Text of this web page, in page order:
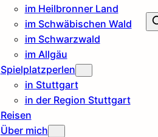
im Heilbronner Land
im Schwäbischen Wald
im Schwarzwald
im Allgäu
Spielplatzperlen
in Stuttgart
in der Region Stuttgart
Reisen
Über mich